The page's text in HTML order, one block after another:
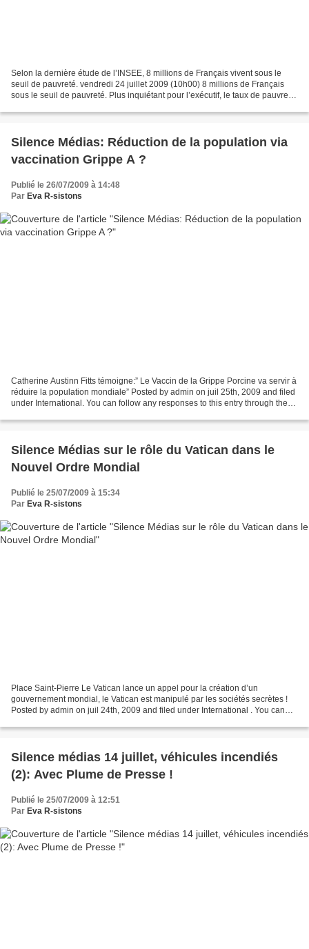
Selon la dernière étude de l’INSEE, 8 millions de Français vivent sous le
seuil de pauvreté. vendredi 24 juillet 2009 (10h00) 8 millions de Français
sous le seuil de pauvreté. Plus inquiétant pour l’exécutif, le taux de pauvreté
Silence Médias: Réduction de la population via
vaccination Grippe A ?
Publié le 26/07/2009 à 14:48
Par Eva R-sistons
Catherine Austinn Fitts témoigne:” Le Vaccin de la Grippe Porcine va servir à
réduire la population mondiale” Posted by admin on juil 25th, 2009 and filed
under International. You can follow any responses to this entry through the
Silence Médias sur le rôle du Vatican dans le
Nouvel Ordre Mondial
Publié le 25/07/2009 à 15:34
Par Eva R-sistons
Place Saint-Pierre Le Vatican lance un appel pour la création d’un
gouvernement mondial, le Vatican est manipulé par les sociétés secrètes !
Posted by admin on juil 24th, 2009 and filed under International . You can
Silence médias 14 juillet, véhicules incendiés
(2): Avec Plume de Presse !
Publié le 25/07/2009 à 12:51
Par Eva R-sistons